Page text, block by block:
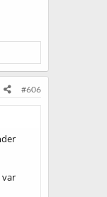
#606
var